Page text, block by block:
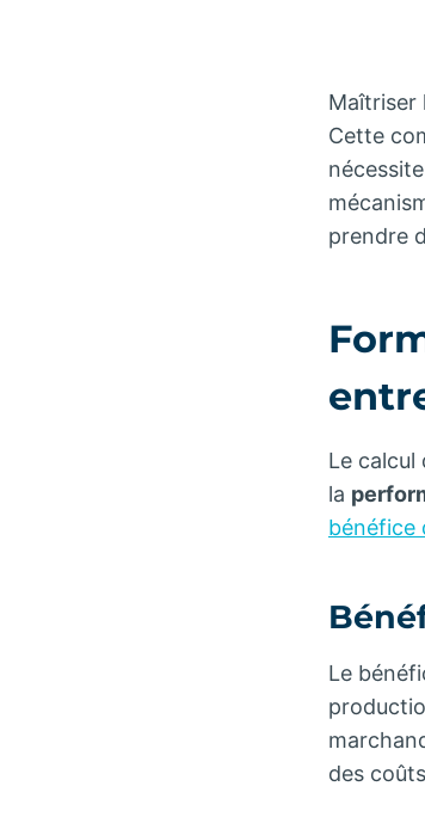
Maîtriser
Cette
prendre
Le calcul
la
bénéfice
Le
des